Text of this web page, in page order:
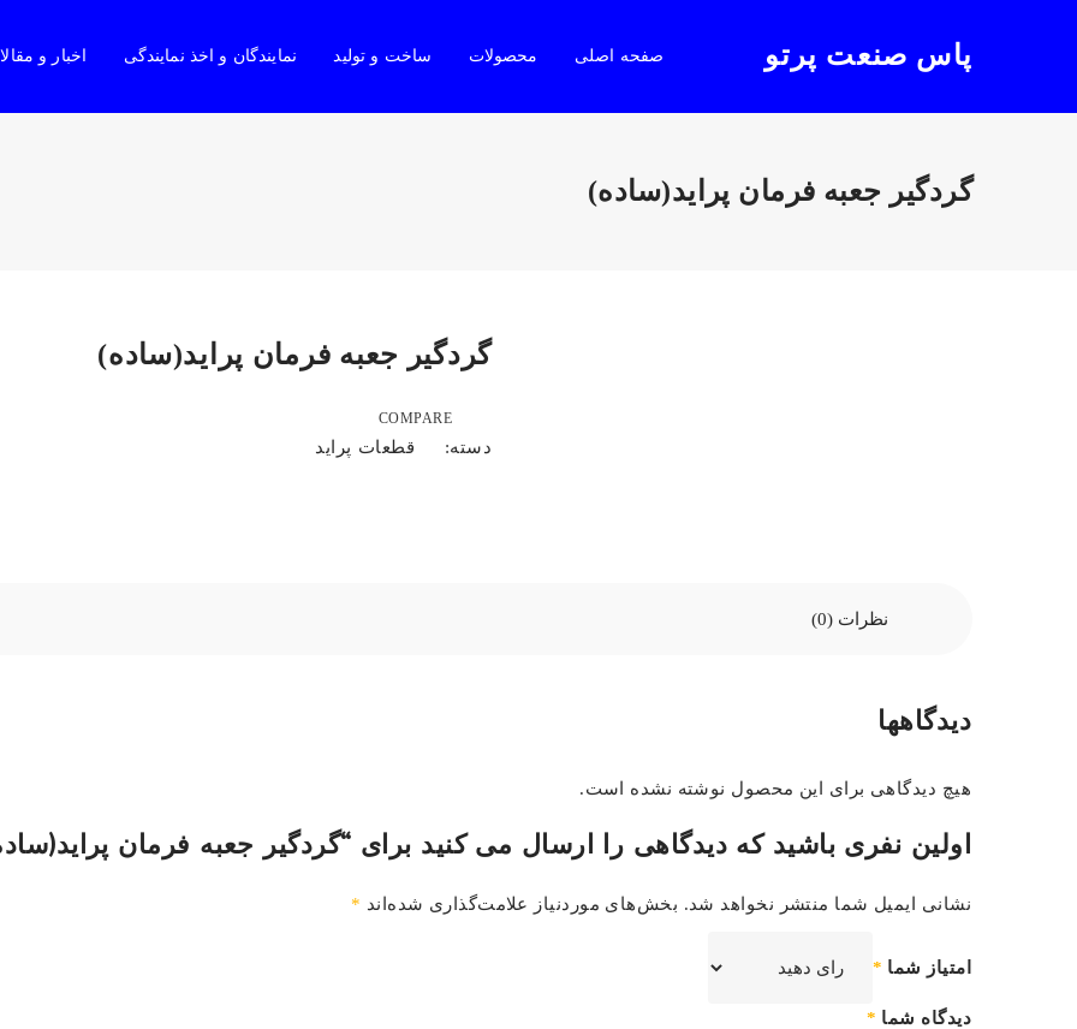
پاس صنعت پرتو صفحه اصلی محصولات ساخت و تولید نمایندگان و اخذ نمایندگی اخبار و
گردگیر جعبه فرمان پراید(ساده)
گردگیر جعبه فرمان پراید(ساده)
COMPARE
دسته: قطعات پراید
نظرات (0)
دیدگاهها
هیچ دیدگاهی برای این محصول نوشته نشده است.
اولین نفری باشید که دیدگاهی را ارسال می کنید برای “گردگیر جعبه فرمان
نشانی ایمیل شما منتشر نخواهد شد. بخش‌های موردنیاز علامت‌گذاری شده‌اند *
امتیاز شما *
دیدگاه شما *